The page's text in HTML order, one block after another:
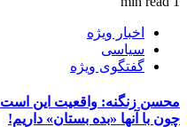
اخبار ویژه
سیاسی
گفتگوی ویژه
محسن زنگنه: واقعیت این است
چون با آنها «بده بستان» داریم!